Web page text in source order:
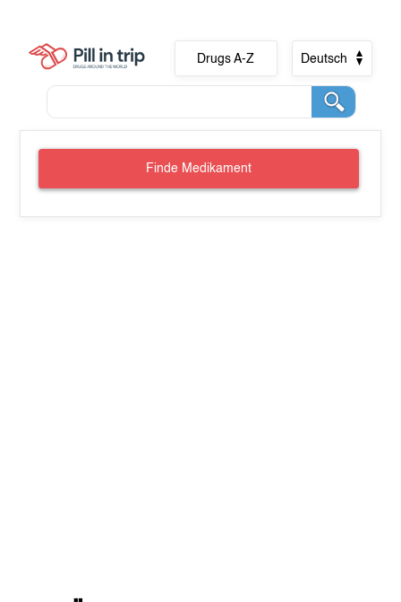
Drugs A-Z Deutsch
Finde Medikament